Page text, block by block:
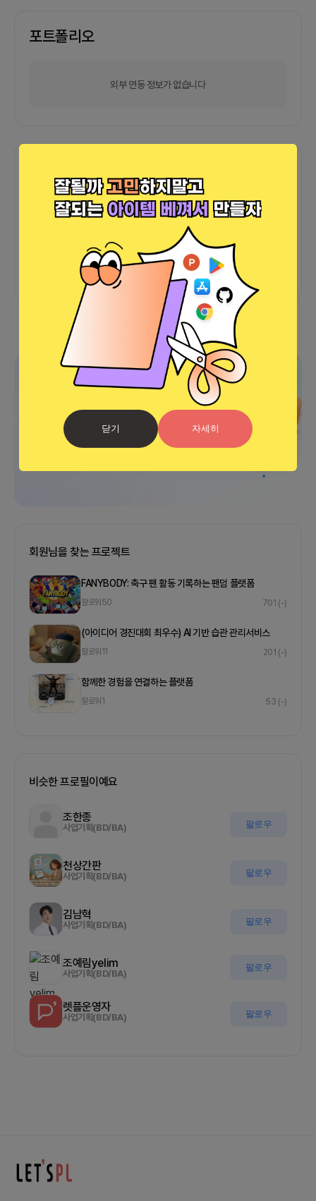
닫기 자세히
포트폴리오
외부 연동 정보가 없습니다
커피챗 0 프로젝트 0 프로챗 0
아직 후기가 도착하지 않았습니다
회원님을 찾는 프로젝트
FANYBODY: 축구 팬 활동 기록하는 팬덤 플랫폼
팔로워 50 701 (-)
(아이디어 경진대회 최우수) AI 기반 습관 관리서비스
팔로워 11 201 (-)
함께한 경험을 연결하는 플랫폼
팔로워 1 53 (-)
비슷한 프로필이예요
조한종
사업기획(BD/BA) 팔로우
천상간판
사업기획(BD/BA) 팔로우
김남혁
사업기획(BD/BA) 팔로우
조예림yelim
사업기획(BD/BA)
팔로우
렛플운영자
사업기획(BD/BA) 팔로우